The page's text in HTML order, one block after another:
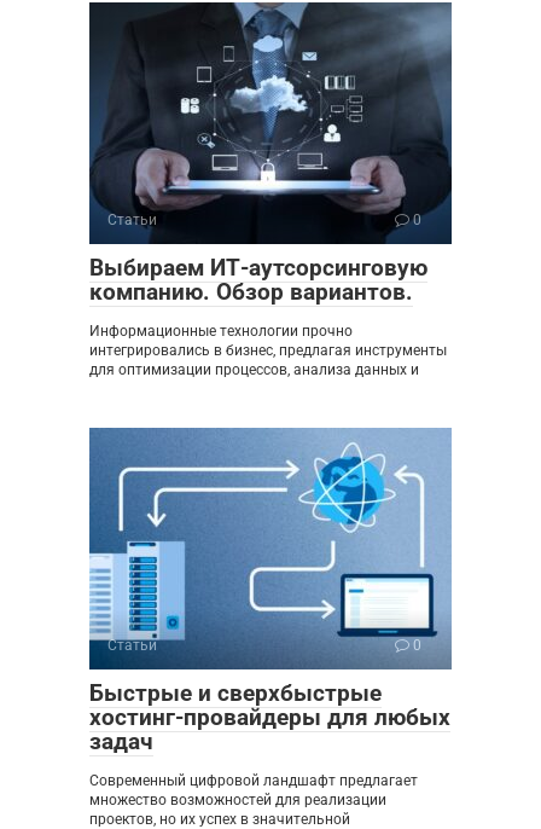
Статьи 0
Выбираем ИТ-аутсорсинговую
компанию. Обзор вариантов.
Информационные технологии прочно
интегрировались в бизнес, предлагая инструменты
для оптимизации процессов, анализа данных и
Статьи 0
Быстрые и сверхбыстрые
хостинг-провайдеры для любых
задач
Современный цифровой ландшафт предлагает
множество возможностей для реализации
проектов, но их успех в значительной